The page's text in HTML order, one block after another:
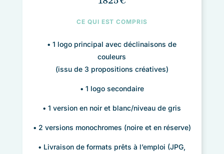
CE QUI EST COMPRIS
• 1 logo principal avec déclinaisons de
couleurs
(issu de 3 propositions créatives)
• 1 logo secondaire
•1 version en noir et blanc/niveau de gris
• 2 versions monochromes (noire et en réserve)
• Livraison de formats prêts à l’emploi (JPG,